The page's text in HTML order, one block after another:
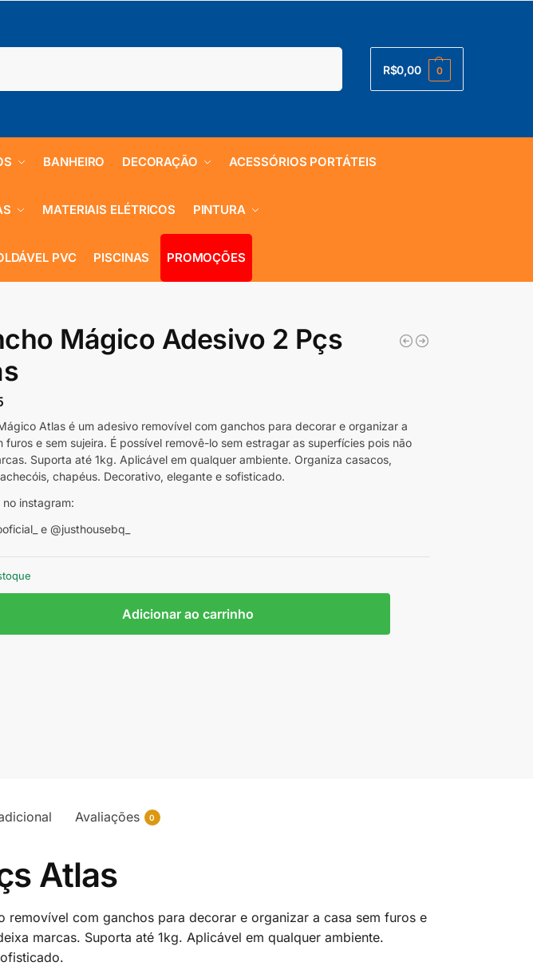
R$0,00 0
BANHEIRO DECORAÇÃO ACESSÓRIOS PORTÁTEIS
MATERIAIS ELÉTRICOS PINTURA
PVC PISCINAS PROMOÇÕES
Mágico Adesivo 2 Pçs
Atlas é um adesivo removível com ganchos para decorar e organizar a
furos e sem sujeira. É possível removê-lo sem estragar as superfícies pois não
Suporta até 1kg. Aplicável em qualquer ambiente. Organiza casacos,
chapéus. Decorativo, elegante e sofisticado.
no instagram:
e @justhousebq_
Adicionar ao carrinho
Avaliações 0
Atlas
com ganchos para decorar e organizar a casa sem furos e
marcas. Suporta até 1kg. Aplicável em qualquer ambiente.